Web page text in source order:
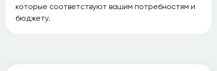
которые соответствуют вашим потребностям и
бюджету.